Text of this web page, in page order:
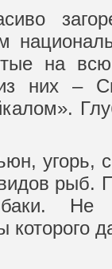
на
них –
рыб.
которого